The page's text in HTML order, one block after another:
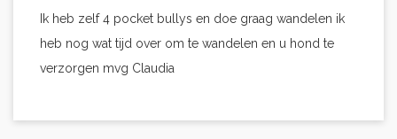
Ik heb zelf 4 pocket bullys en doe graag wandelen ik
heb nog wat tijd over om te wandelen en u hond te
verzorgen mvg Claudia